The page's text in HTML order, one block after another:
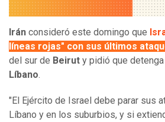
Irán consideró este domingo que
líneas rojas" con sus últimos
del sur de Beirut y pidió que detenga
Líbano.
"El Ejército de Israel debe parar sus
Líbano y en los suburbios, y si